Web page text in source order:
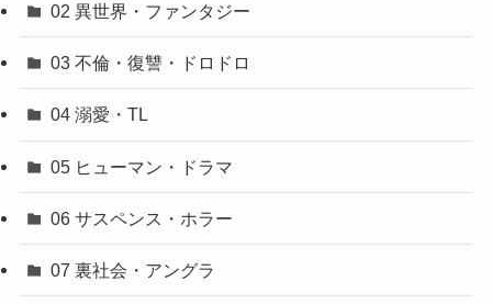
02 異世界・ファンタジー
03 不倫・復讐・ドロドロ
04 溺愛・TL
05 ヒューマン・ドラマ
06 サスペンス・ホラー
07 裏社会・アングラ